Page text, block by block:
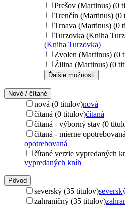
Prešov (Martinus) (0
Trenčín (Martinus) (0
Trnava (Martinus) (0
Turzovka (Kniha
(Kniha Turzovka)
Zvolen (Martinus) (0
Žilina (Martinus) (0
Ďalšie možnosti
Nové / čítané
nová (0 titulov)nová
čítaná (0 titulov)čítaná
čítaná - výborný stav (0
čítaná - mierne
opotrebovaná
čítané verzie vypredaných
vypredaných kníh
Pôvod
severský (35 titulov)
zahraničný (35 titulov)